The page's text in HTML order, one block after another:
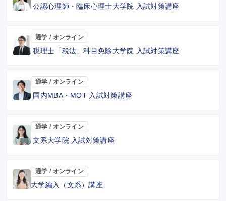
公認心理師・臨床心理士大学院 入試対策講座
通学 / オンライン
税理士「税法」科目免除大学院 入試対策講座
通学 / オンライン
国内MBA・MOT 入試対策講座
通学 / オンライン
文系大学院 入試対策講座
通学 / オンライン
大学編入（文系）講座